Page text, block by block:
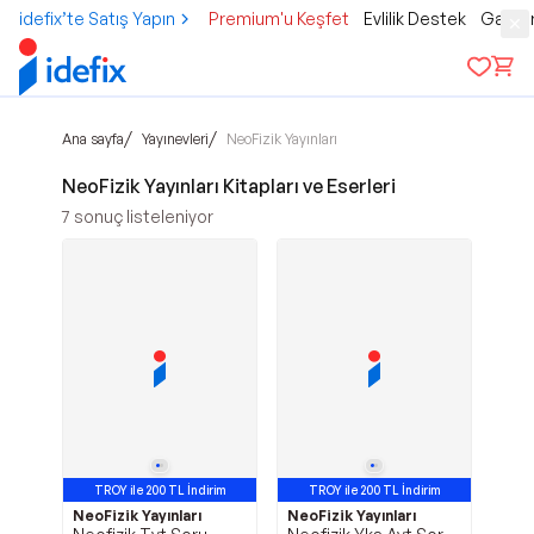
idefix’te Satış Yapın Premium'u Keşfet Evlilik Destek
Ana sayfa/ Yayınevleri/ NeoFizik Yayınları
NeoFizik Yayınları Kitapları ve Eserleri
7 sonuç listeleniyor
TROY ile 200 TL İndirim
NeoFizik Yayınları
TROY ile 200 TL İndirim
NeoFizik Yayınları